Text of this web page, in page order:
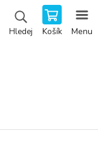
Hledej Košík Menu